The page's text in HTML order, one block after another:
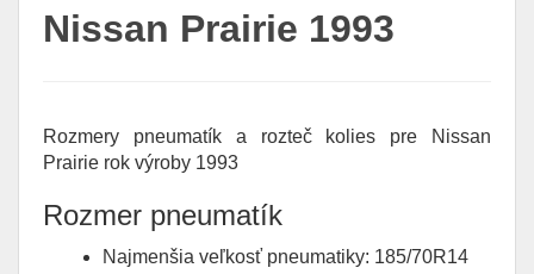
Nissan Prairie 1993
Rozmery pneumatík a rozteč kolies pre Nissan
Prairie rok výroby 1993
Rozmer pneumatík
Najmenšia veľkosť pneumatiky: 185/70R14